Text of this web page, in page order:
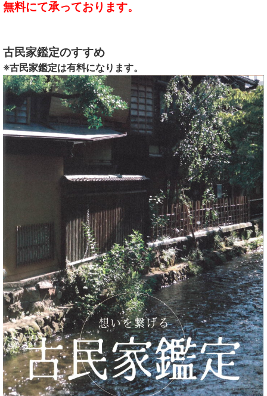
無料にて承っております。
古民家鑑定のすすめ
※古民家鑑定は有料になります。